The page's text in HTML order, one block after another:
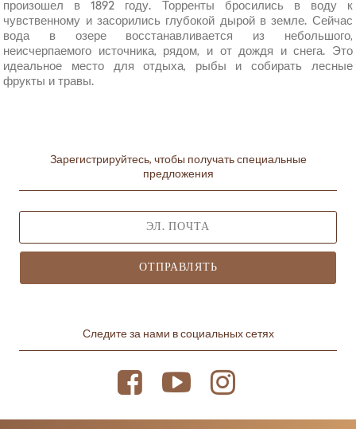
произошел в 1892 году. Торренты бросились в воду к
чувственному и засорились глубокой дырой в земле. Сейчас
вода в озере восстанавливается из небольшого,
неисчерпаемого источника, рядом, и от дождя и снега. Это
идеальное место для отдыха, рыбы и собирать лесные
фрукты и травы.
Зарегистрируйтесь, чтобы получать специальные
предложения
ОТПРАВЛЯТЬ
Следите за нами в социальных сетях